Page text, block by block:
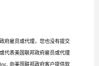
府雇员或代理，您也没有提交
代表美国联邦政府雇员或代理
向美国联邦政府客户提供软